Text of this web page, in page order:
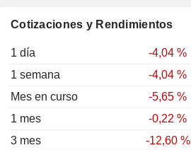
Cotizaciones y Rendimientos
1 día
-4,04 %
1 semana
-4,04 %
Mes en curso
-5,65 %
1 mes
-0,22 %
3 mes
-12,60 %